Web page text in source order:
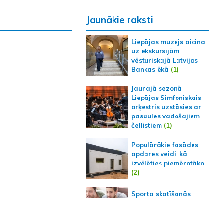
Jaunākie raksti
Liepājas muzejs aicina
uz ekskursijām
vēsturiskajā Latvijas
Bankas ēkā (1)
Jaunajā sezonā
Liepājas Simfoniskais
orķestris uzstāsies ar
pasaules vadošajiem
čellistiem (1)
Populārākie fasādes
apdares veidi: kā
izvēlēties piemērotāko
(2)
Sporta skatīšanās